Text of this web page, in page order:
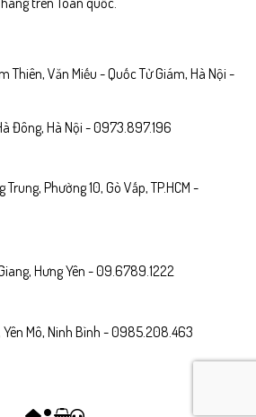
đến hẹn hò hoặc dạo phố, POLO001
với vẻ ngoài sạch sẽ – tinh tế – nam tính
là mẫu áo “must-have” dành cho mọi tủ
cân nặng (chuẩn đa số vóc dáng nam
Thiên, Văn Miếu - Quốc Tử Giám, Hà Nội -
Đông, Hà Nội - 0973.897.196
Phường 10, Gò Vấp, TP.HCM -
Hưng Yên - 09.6789.1222
Yên Mô, Ninh Bình - 0985.208.463